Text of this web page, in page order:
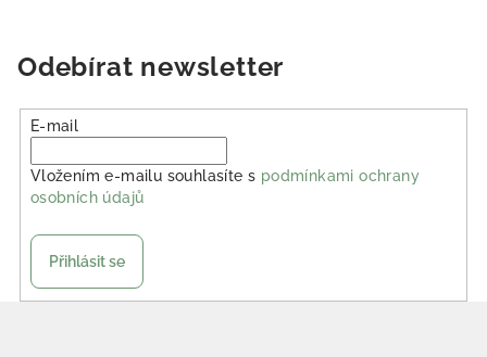
Odebírat newsletter
E-mail
Vložením e-mailu souhlasíte s podmínkami ochrany
osobních údajů
Přihlásit se